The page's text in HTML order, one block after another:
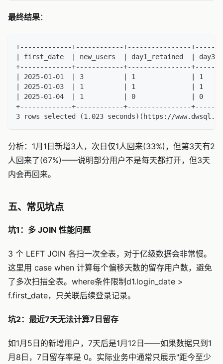
最终结果：
+-------------+------------+----------------
| first_date  | new_users  | day1_retained  |
+-------------+------------+----------------
| 2025-01-01  | 3          | 1              | 1
| 2025-01-03  | 1          | 1              |
| 2025-01-04  | 1          | 0              |
+-------------+------------+----------------
3 rows selected (1.023 seconds)(https://
分析：1月1日新增3人，次日仅1人回来(33%)，但第3天有2
人回来了(67%)——说明部分用户不是每天都打开，但3天
内会再回来。
五、常见坑点
坑1：多 JOIN 性能问题
3 个 LEFT JOIN 各扫一次全表，对于亿级数据会非常慢。
这里用 case when 计算每个偏移天数的留存用户数，避免
了多次扫描全表。where条件限制d1.login_date >
f.first_date，只关联后续登录记录。
坑2：最近7天无法计算7日留存
如1月5日的新增用户，7天后是1月12日——如果数据只到1
月8日，7日留存率是 0。实际业务中通常只展示"距今至少